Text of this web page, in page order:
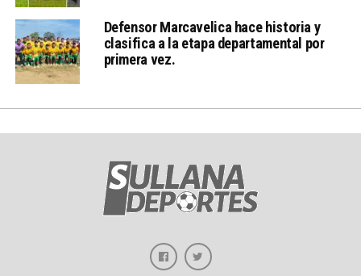
Defensor Marcavelica hace historia y
clasifica a la etapa departamental por
primera vez.